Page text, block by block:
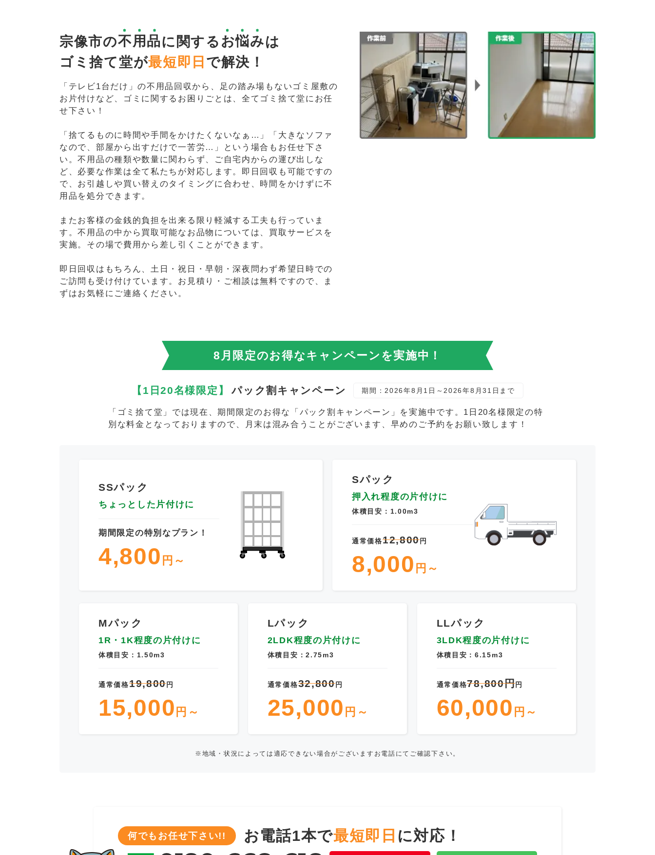
宗像市の不用品に関する お悩みは
ゴミ捨て堂が最短即日 で解決！
「テレビ1台だけ」の不用品回収から、足の踏み場もないゴミ屋敷の
お片付けなど、ゴミに関するお困りごとは、全てゴミ捨て堂にお任
せ下さい！
「捨てるものに時間や手間をかけたくないなぁ…」「大きなソファ
なので、部屋から出すだけで一苦労…」という場合もお任せ下さ
い。不用品の種類や数量に関わらず、ご自宅内からの運び出しな
ど、必要な作業は全て私たちが対応します。即日回収も可能ですの
で、お引越しや買い替えのタイミングに合わせ、時間をかけずに不
用品を処分できます。
またお客様の金銭的負担を出来る限り軽減する工夫も行っていま
す。不用品の中から買取可能なお品物については、買取サービスを
実施。その場で費用から差し引くことができます。
即日回収はもちろん、土日・祝日・早朝・深夜問わず希望日時での
ご訪問も受け付けています。お見積り・ご相談は無料ですので、ま
ずはお気軽にご連絡ください。
8月限定のお得なキャンペーンを実施中！
【1日20名様限定】 パック割キャンペーン 期間：2026年8月1日～2026年8月31日まで
「ゴミ捨て堂」では現在、期間限定のお得な「パック割キャンペーン」を実施中です。1日20名様限定の特
別な料金となっておりますので、月末は混み合うことがございます、早めのご予約をお願い致します！
SSパック
ちょっとした片付けに
期間限定の特別なプラン！
4,800 円～
Sパック
押入れ程度の片付けに
体積目安：1.00m3
通常価格12,800円
8,000 円～
Mパック
1R・1K程度の片付けに
体積目安：1.50m3
通常価格19,800円
15,000 円～
Lパック
2LDK程度の片付けに
体積目安：2.75m3
通常価格32,800円
25,000 円～
LLパック
3LDK程度の片付けに
体積目安：6.15m3
通常価格78,800円円
60,000 円～
※地域・状況によっては適応できない場合がございますお電話にてご確認下さい。
何でもお任せ下さい!! お電話1本で最短即日 に対応！